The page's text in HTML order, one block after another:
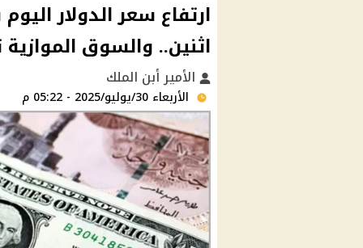
اثنين.. والسوق الموازية
الأمير أبن الملك
الأربعاء 30/يوليو/2025 - 05:22 م